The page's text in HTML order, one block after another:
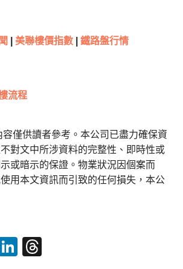
美聯樓價指數| 鐵路盤行情
流程
僅供讀者參考。本公司已盡力確保資
對文中所涉資料的完整性、即時性或
或暗示的保證。物業狀況因個案而
用本文資訊而引致的任何損失，本公
LineLinkedIn